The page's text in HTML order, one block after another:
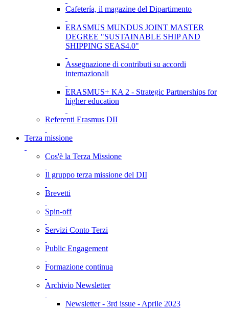
Cafetería, il magazine del Dipartimento
ERASMUS MUNDUS JOINT MASTER
DEGREE "SUSTAINABLE SHIP AND
SHIPPING SEAS4.0"
Assegnazione di contributi su accordi
internazionali
ERASMUS+ KA 2 - Strategic Partnerships for
higher education
Referenti Erasmus DII
Terza missione
Cos'è la Terza Missione
Il gruppo terza missione del DII
Brevetti
Spin-off
Servizi Conto Terzi
Public Engagement
Formazione continua
Archivio Newsletter
Newsletter - 3rd issue - Aprile 2023